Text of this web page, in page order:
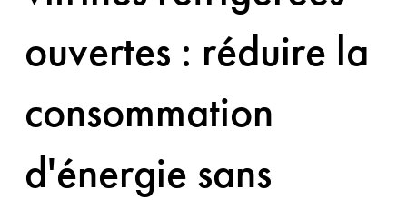
ouvertes : réduire la
consommation
d'énergie sans